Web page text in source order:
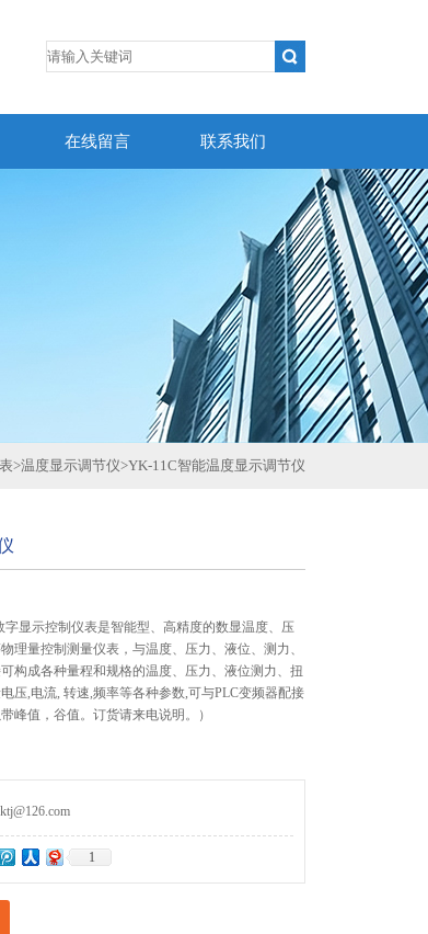
在线留言 联系我们
>温度显示调节仪>YK-11C智能温度显示调节仪
字显示控制仪表是智能型、高精度的数显温度、压
理量控制测量仪表，与温度、压力、液位、测力、
构成各种量程和规格的温度、压力、液位测力、扭
压,电流, 转速,频率等各种参数,可与PLC变频器配接
峰值，谷值。订货请来电说明。）
1